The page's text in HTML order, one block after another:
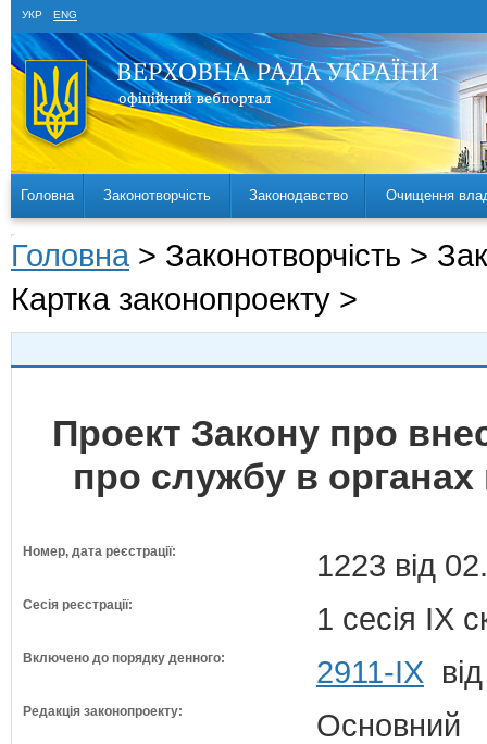
УКР ENG
Головна Законотворчість Законодавство Очищення
Головна > Законотворчість >
Картка законопроекту >
Проект Закону про
про службу в
Номер, дата реєстрації: 1223 від
Сесія реєстрації: 1 сесія IX
Включено до порядку денного: 2911-ІХ
Редакція законопроекту: Основний